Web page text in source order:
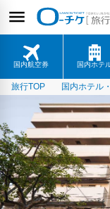
国内航空券 国内ホテ
旅行TOP 国内ホテル